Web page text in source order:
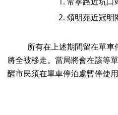
頌明苑近冠明
所有在上述期間留在單車停
將全被移走。當局將會在該等
醒市民須在單車停泊處暫停使